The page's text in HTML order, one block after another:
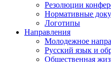
Резолюции
Нормативные
Логотипы
Направления
Молодежное
Русский язык и
Общественная